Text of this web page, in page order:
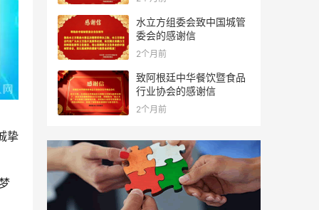
挚
水立方组委会致中国城管
委会的感谢信
2个月前
致阿根廷中华餐饮暨食品
行业协会的感谢信
2个月前